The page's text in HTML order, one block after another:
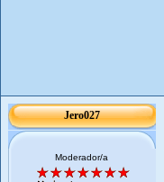
Jero027
Moderador/a